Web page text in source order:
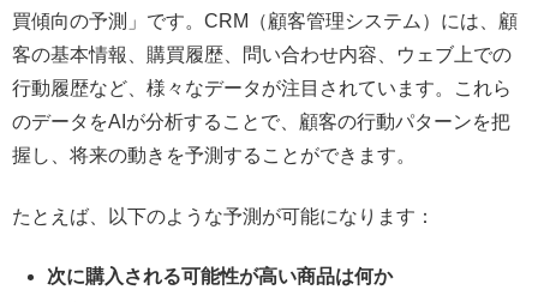
買傾向の予測」です。CRM（顧客管理システム）には、顧
客の基本情報、購買履歴、問い合わせ内容、ウェブ上での
行動履歴など、様々なデータが注目されています。これら
のデータをAIが分析することで、顧客の行動パターンを把
握し、将来の動きを予測することができます。
たとえば、以下のような予測が可能になります：
次に購入される可能性が高い商品は何か